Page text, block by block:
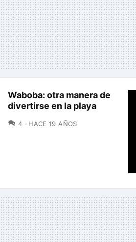
Waboba: otra manera de
divertirse en la playa
4 COMENTARIOS
HACE 19 AÑOS